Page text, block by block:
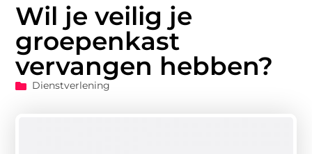
Wil je veilig je
groepenkast
vervangen hebben?
Dienstverlening